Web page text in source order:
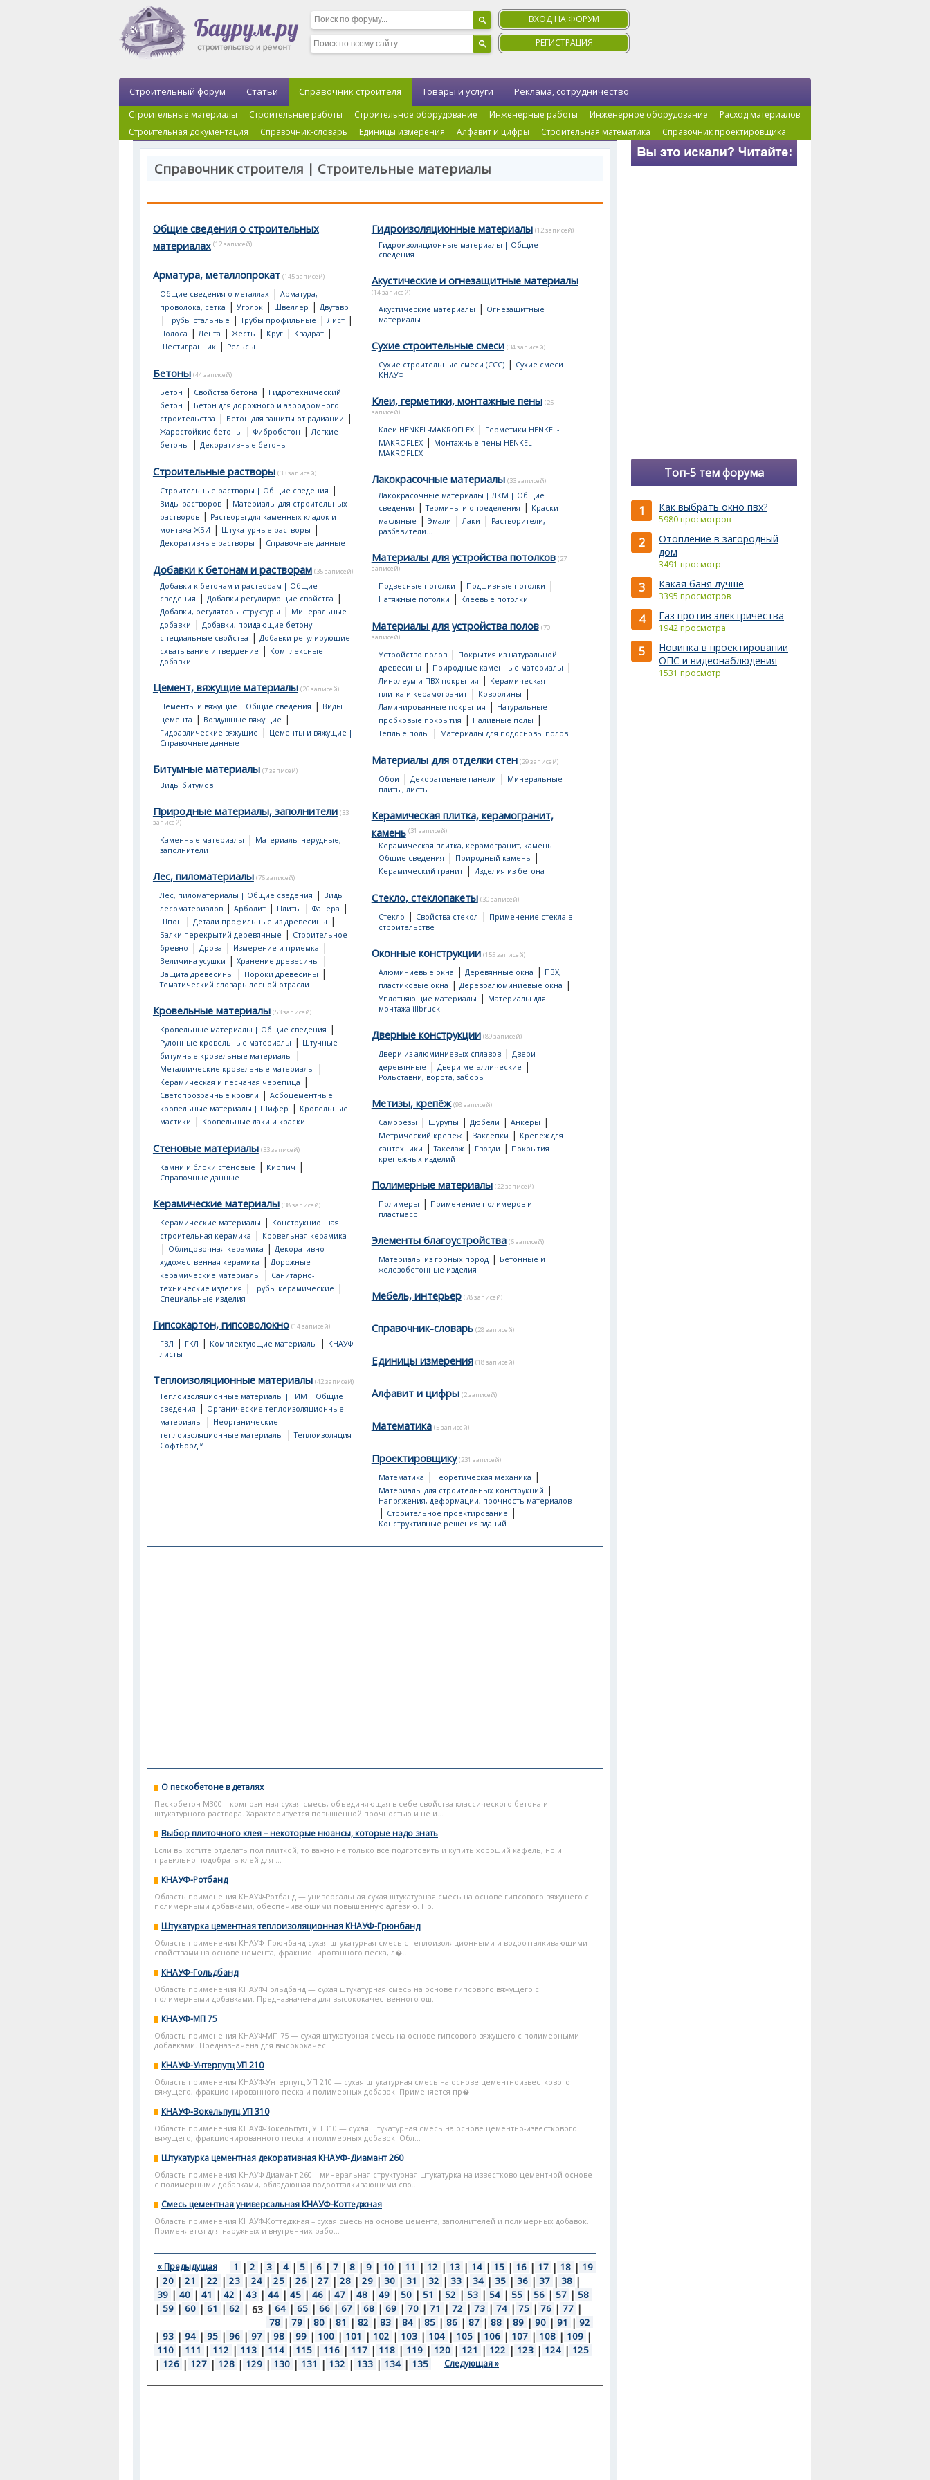
ВХОД НА ФОРУМ
РЕГИСТРАЦИЯ
Строительный форум Статьи Справочник строителя
Строительные материалы Строительные работы Строительное оборудование Инженерные работы Инженерное оборудование
Расход материалов
Строительная документация
Справочник-словарь Единицы измерения Алфавит и цифры Строительная математика Справочник проектировщика
Товары и услуги Реклама, сотрудничество
Справочник строителя | Строительные материалы
Общие сведения о строительных
материалах (12 записей)
Арматура, металлопрокат (145 записей)
Общие сведения о металлах| Арматура,
проволока, сетка | Уголок| Швеллер | Двутавр
|Трубы стальные |Трубы профильные |Лист|
Полоса |Лента | Жесть | Круг| Квадрат|
Шестигранник| Рельсы
Бетоны (44 записей)
Бетон | Свойства бетона | Гидротехнический
бетон | Бетон для дорожного и аэродромного
строительства | Бетон для защиты от радиации |
Жаростойкие бетоны | Фибробетон |Легкие
бетоны | Декоративные бетоны
Строительные растворы (33 записей)
Строительные растворы | Общие сведения |
Виды растворов| Материалы для строительных
растворов| Растворы для каменных кладок и
монтажа ЖБИ | Штукатурные растворы |
Декоративные растворы | Справочные данные
Добавки к бетонам и растворам (35 записей)
Добавки к бетонам и растворам | Общие
сведения | Добавки регулирующие свойства |
Добавки, регуляторы структуры | Минеральные
добавки | Добавки, придающие бетону
специальные свойства | Добавки регулирующие
схватывание и твердение | Комплексные
добавки
Цемент, вяжущие материалы (26 записей)
Цементы и вяжущие | Общие сведения | Виды
цемента | Воздушные вяжущие |
Гидравлические вяжущие | Цементы и вяжущие |
Справочные данные
Битумные материалы (7 записей)
Виды битумов
Природные материалы, заполнители (33
записей)
Каменные материалы | Материалы нерудные,
заполнители
Лес, пиломатериалы (76 записей)
Лес, пиломатериалы | Общие сведения | Виды
лесоматериалов| Арболит| Плиты | Фанера |
Шпон | Детали профильные из древесины |
Балки перекрытий деревянные | Строительное
бревно | Дрова | Измерение и приемка |
Величина усушки | Хранение древесины |
Защита древесины | Пороки древесины |
Тематический словарь лесной отрасли
Кровельные материалы (53 записей)
Кровельные материалы | Общие сведения |
Рулонные кровельные материалы | Штучные
битумные кровельные материалы |
Металлические кровельные материалы |
Керамическая и песчаная черепица |
Светопрозрачные кровли | Асбоцементные
кровельные материалы | Шифер | Кровельные
мастики | Кровельные лаки и краски
Стеновые материалы (33 записей)
Камни и блоки стеновые | Кирпич |
Справочные данные
Керамические материалы (38 записей)
Керамические материалы | Конструкционная
строительная керамика | Кровельная керамика
| Облицовочная керамика | Декоративно-
художественная керамика | Дорожные
керамические материалы | Санитарно-
технические изделия |Трубы керамические |
Специальные изделия
Гипсокартон, гипсоволокно (14 записей)
ГВЛ | ГКЛ | Комплектующие материалы | КНАУФ
листы
Теплоизоляционные материалы (42 записей)
Теплоизоляционные материалы | ТИМ | Общие
сведения | Органические теплоизоляционные
материалы | Неорганические
теплоизоляционные материалы |Теплоизоляция
СофтБорд™
Гидроизоляционные материалы (12 записей)
Гидроизоляционные материалы | Общие
сведения
Акустические и огнезащитные материалы
(14 записей)
Акустические материалы | Огнезащитные
материалы
Сухие строительные смеси (34 записей)
Сухие строительные смеси (ССС)| Сухие смеси
КНАУФ
Клеи, герметики, монтажные пены (25
записей)
Клеи HENKEL-MAKROFLEX| Герметики HENKEL-
MAKROFLEX| Монтажные пены HENKEL-
MAKROFLEX
Лакокрасочные материалы (33 записей)
Лакокрасочные материалы | ЛКМ | Общие
сведения |Термины и определения | Краски
масляные | Эмали |Лаки | Растворители,
разбавители...
Материалы для устройства потолков (27
записей)
Подвесные потолки | Подшивные потолки |
Натяжные потолки | Клеевые потолки
Материалы для устройства полов (70
записей)
Устройство полов| Покрытия из натуральной
древесины | Природные каменные материалы |
Линолеум и ПВХ покрытия | Керамическая
плитка и керамогранит| Ковролины |
Ламинированные покрытия | Натуральные
пробковые покрытия | Наливные полы |
Теплые полы | Материалы для подосновы полов
Материалы для отделки стен (29 записей)
Обои | Декоративные панели | Минеральные
плиты, листы
Керамическая плитка, керамогранит,
камень (31 записей)
Керамическая плитка, керамогранит, камень |
Общие сведения | Природный камень |
Керамический гранит| Изделия из бетона
Стекло, стеклопакеты (30 записей)
Стекло | Свойства стекол | Применение стекла в
строительстве
Оконные конструкции (155 записей)
Алюминиевые окна | Деревянные окна | ПВХ,
пластиковые окна | Деревоалюминиевые окна |
Уплотняющие материалы | Материалы для
монтажа illbruck
Дверные конструкции (89 записей)
Двери из алюминиевых сплавов| Двери
деревянные | Двери металлические |
Рольставни, ворота, заборы
Метизы, крепёж (98 записей)
Саморезы | Шурупы | Дюбели | Анкеры |
Метрический крепеж| Заклепки | Крепеж для
сантехники |Такелаж| Гвозди | Покрытия
крепежных изделий
Полимерные материалы (22 записей)
Полимеры | Применение полимеров и
пластмасс
Элементы благоустройства (6 записей)
Материалы из горных пород| Бетонные и
железобетонные изделия
Мебель, интерьер (78 записей)
Справочник-словарь (28 записей)
Единицы измерения (18 записей)
Алфавит и цифры (2 записей)
Математика (5 записей)
Проектировщику (231 записей)
Математика |Теоретическая механика |
Материалы для строительных конструкций |
Напряжения, деформации, прочность материалов
| Строительное проектирование |
Конструктивные решения зданий
О пескобетоне в деталях
Пескобетон М300 – композитная сухая смесь, объединяющая в себе свойства классического бетона и
штукатурного раствора. Характеризуется повышенной прочностью и не и...
Выбор плиточного клея – некоторые нюансы, которые надо знать
Если вы хотите отделать пол плиткой, то важно не только все подготовить и купить хороший кафель, но и
правильно подобрать клей для ...
КНАУФ-Ротбанд
Область применения КНАУФ-Ротбанд — универсальная сухая штукатурная смесь на основе гипсового вяжущего с
полимерными добавками, обеспечивающими повышенную адгезию. Пр...
Штукатурка цементная теплоизоляционная КНАУФ-Грюнбанд
Область применения КНАУФ- Грюнбанд сухая штукатурная смесь с теплоизоляционными и водоотталкивающими
свойствами на основе цемента, фракционированного песка, л�...
КНАУФ-Гольдбанд
Область применения КНАУФ-Гольдбанд — сухая штукатурная смесь на основе гипсового вяжущего с
полимерными добавками. Предназначена для высококачественного ош...
КНАУФ-МП 75
Область применения КНАУФ-МП 75 — сухая штукатурная смесь на основе гипсового вяжущего с полимерными
добавками. Предназначена для высококачес...
КНАУФ-Унтерпутц УП 210
Область применения КНАУФ-Унтерпутц УП 210 — сухая штукатурная смесь на основе цементноизвесткового
вяжущего, фракционированного песка и полимерных добавок. Применяется пр�...
КНАУФ-Зокельпутц УП 310
Область применения КНАУФ-Зокельпутц УП 310 — сухая штукатурная смесь на основе цементно-известкового
вяжущего, фракционированного песка и полимерных добавок. Обл...
Штукатурка цементная декоративная КНАУФ-Диамант 260
Область применения КНАУФ-Диамант 260 – минеральная структурная штукатурка на известково-цементной основе
с полимерными добавками, обладающая водоотталкивающими сво...
Смесь цементная универсальная КНАУФ-Коттеджная
Область применения КНАУФ-Коттеджная – сухая смесь на основе цемента, заполнителей и полимерных добавок.
Применяется для наружных и внутренних рабо...
« Предыдущая 1 | 2 | 3 | 4 | 5 | 6 | 7 | 8 | 9 | 10 | 11 | 12 | 13 | 14 | 15 | 16 | 17 | 18 | 19
| 20 | 21 | 22 | 23 | 24 | 25 | 26 | 27 | 28 | 29 | 30 | 31 | 32 | 33 | 34 | 35 | 36 | 37 | 38 |
39 | 40 | 41 | 42 | 43 | 44 | 45 | 46 | 47 | 48 | 49 | 50 | 51 | 52 | 53 | 54 | 55 | 56 | 57 | 58
| 59 | 60 | 61 | 62 | 63 | 64 | 65 | 66 | 67 | 68 | 69 | 70 | 71 | 72 | 73 | 74 | 75 | 76 | 77 |
78 | 79 | 80 | 81 | 82 | 83 | 84 | 85 | 86 | 87 | 88 | 89 | 90 | 91 | 92
| 93 | 94 | 95 | 96 | 97 | 98 | 99 | 100 | 101 | 102 | 103 | 104 | 105 | 106 | 107 | 108 | 109 |
110 | 111 | 112 | 113 | 114 | 115 | 116 | 117 | 118 | 119 | 120 | 121 | 122 | 123 | 124 | 125
| 126 | 127 | 128 | 129 | 130 | 131 | 132 | 133 | 134 | 135 Следующая »
Топ-5 тем форума
1 Как выбрать окно пвх?
5980 просмотров
2
Отопление в загородный
дом
3491 просмотр
3 Какая баня лучше
3395 просмотров
4 Газ против электричества
1942 просмотра
5
Новинка в проектировании
ОПС и видеонаблюдения
1531 просмотр